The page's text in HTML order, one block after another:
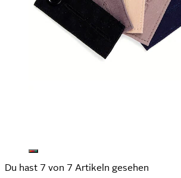
Du hast 7 von 7 Artikeln gesehen